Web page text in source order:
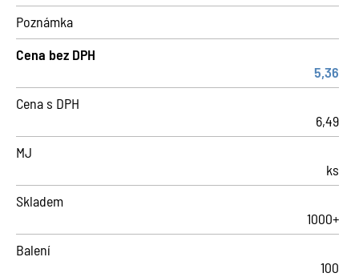
Poznámka
Cena bez DPH
5,36
Cena s DPH
6,49
MJ
ks
Skladem
1000+
Balení
100